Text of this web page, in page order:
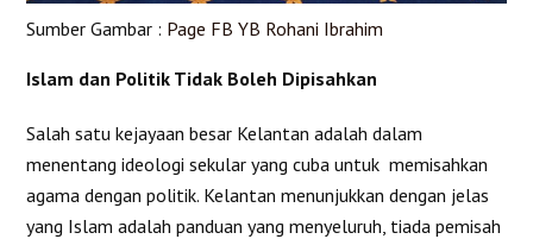
Sumber Gambar : Page FB YB Rohani Ibrahim
Islam dan Politik Tidak Boleh Dipisahkan
Salah satu kejayaan besar Kelantan adalah dalam
menentang ideologi sekular yang cuba untuk memisahkan
agama dengan politik. Kelantan menunjukkan dengan jelas
yang Islam adalah panduan yang menyeluruh, tiada pemisah